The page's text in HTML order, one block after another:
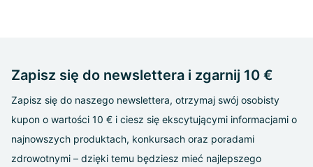
Zapisz się do newslettera i zgarnij 10 €
Zapisz się do naszego newslettera, otrzymaj swój osobisty
kupon o wartości 10 € i ciesz się ekscytującymi informacjami o
najnowszych produktach, konkursach oraz poradami
zdrowotnymi – dzięki temu będziesz mieć najlepszego